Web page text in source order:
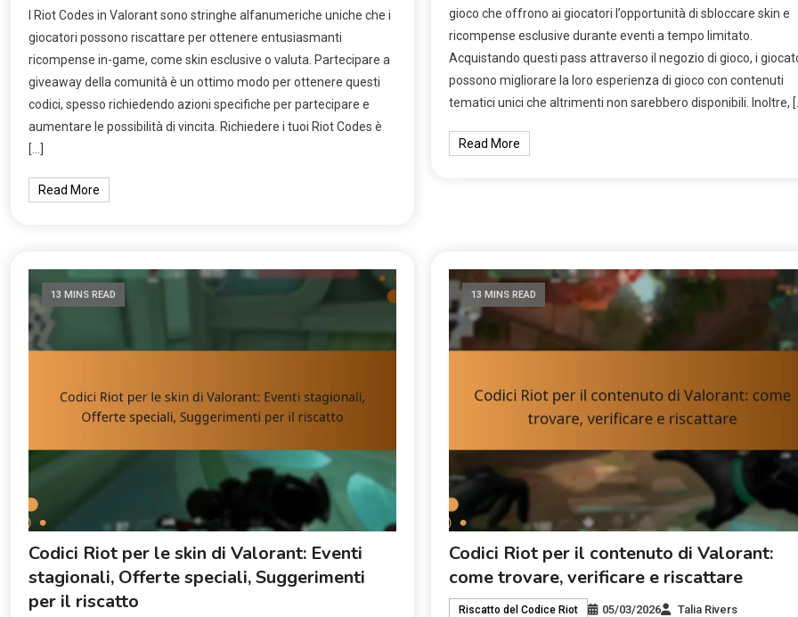
I Riot Codes in Valorant sono stringhe alfanumeriche uniche che i
giocatori possono riscattare per ottenere entusiasmanti
ricompense in-game, come skin esclusive o valuta. Partecipare a
giveaway della comunità è un ottimo modo per ottenere questi
codici, spesso richiedendo azioni specifiche per partecipare e
aumentare le possibilità di vincita. Richiedere i tuoi Riot Codes è
[…]
Read More
gioco che offrono ai giocatori l’opportunità di sbloccare skin e
ricompense esclusive durante eventi a tempo limitato.
Acquistando questi pass attraverso il negozio di gioco, i
possono migliorare la loro esperienza di gioco con contenuti
tematici unici che altrimenti non sarebbero disponibili. Inoltre,
Read More
13 MINS READ
Codici Riot per le skin di Valorant: Eventi
stagionali, Offerte speciali, Suggerimenti
per il riscatto
13 MINS READ
Codici Riot per il contenuto di Valorant:
come trovare, verificare e riscattare
Riscatto del Codice Riot 05/03/2026 Talia Rivers